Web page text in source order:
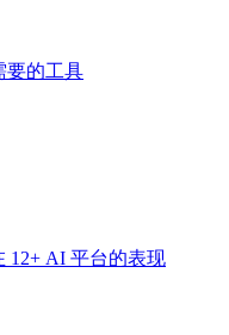
要的工具
12+ AI 平台的表现